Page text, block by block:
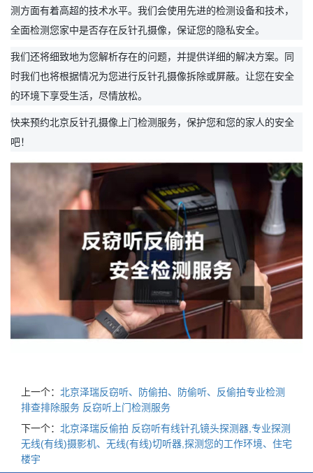
测方面有着高超的技术水平。我们会使用先进的检测设备和技术，
全面检测您家中是否存在反针孔摄像，保证您的隐私安全。
我们还将细致地为您解析存在的问题，并提供详细的解决方案。同
时我们也将根据情况为您进行反针孔摄像拆除或屏蔽。让您在安全
的环境下享受生活，尽情放松。
快来预约北京反针孔摄像上门检测服务，保护您和您的家人的安全
吧！
上一个： 北京泽瑞反窃听、防偷拍、防偷听、反偷拍专业检测
排查排除服务 反窃听上门检测服务
下一个： 北京泽瑞反偷拍 反窃听有线针孔镜头探测器,专业探测
无线(有线)摄影机、无线(有线)切听器,探测您的工作环境、住宅
楼宇